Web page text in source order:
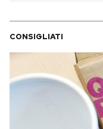
CONSIGLIATI